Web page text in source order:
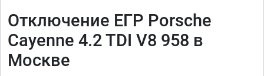
Отключение ЕГР Porsche
Cayenne 4.2 TDI V8 958 в
Москве